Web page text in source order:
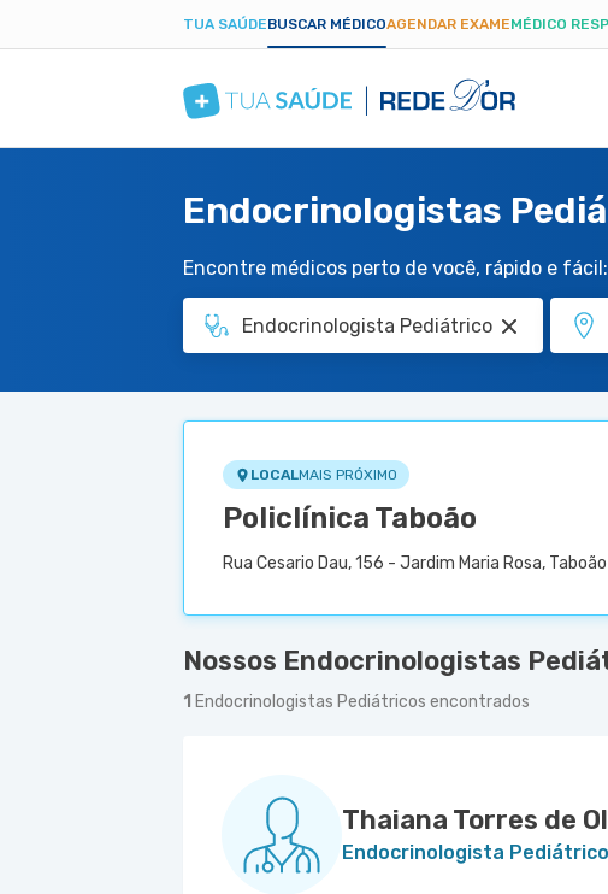
TUA SAÚDEBUSCAR MÉDICOAGENDAR EXAMEMÉDICO
Endocrinologistas
Encontre médicos perto de você, rápido e fácil:
LOCALMAIS PRÓXIMO
Policlínica Taboão
Rua Cesario Dau, 156 - Jardim Maria Rosa,
Nossos Endocrinologistas
1 Endocrinologistas Pediátricos encontrados
Thaiana Torres de
Endocrinologista Pediátrico